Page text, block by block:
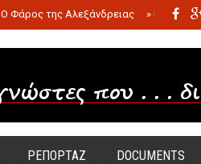
Ο Φάρος της Αλεξάνδρειας » Η σφαγή
ΡΕΠΟΡΤΑΖ DOCUMENTS